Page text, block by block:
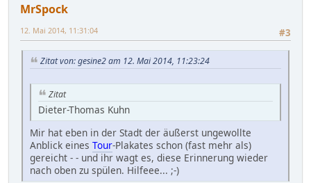
MrSpock
#3
12. Mai 2014, 11:31:04
Zitat von: gesine2 am 12. Mai 2014, 11:23:24
Zitat
Dieter-Thomas Kuhn
Mir hat eben in der Stadt der äußerst ungewollte
Anblick eines Tour-Plakates schon (fast mehr als)
gereicht - - und ihr wagt es, diese Erinnerung wieder
nach oben zu spülen. Hilfeee... ;-)